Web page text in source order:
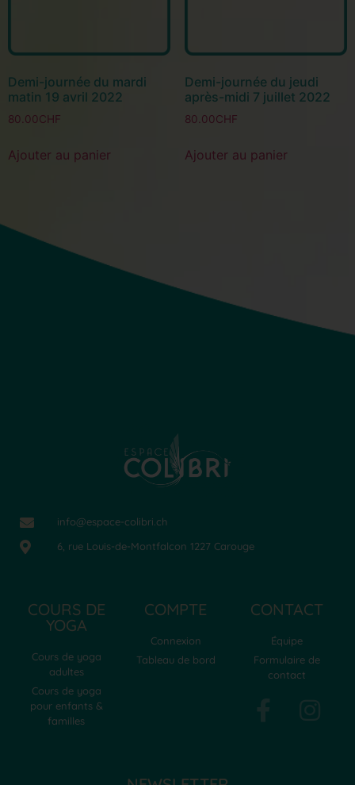
Demi-journée du mardi
matin 19 avril 2022
80.00CHF
Ajouter au panier
Demi-journée du jeudi
après-midi 7 juillet 2022
80.00CHF
Ajouter au panier
info@espace-colibri.ch
6, rue Louis-de-Montfalcon 1227 Carouge
COURS DE
YOGA
Cours de yoga
adultes
Cours de yoga
pour enfants &
familles
COMPTE
Connexion
Tableau de bord
CONTACT
Équipe
Formulaire de
contact